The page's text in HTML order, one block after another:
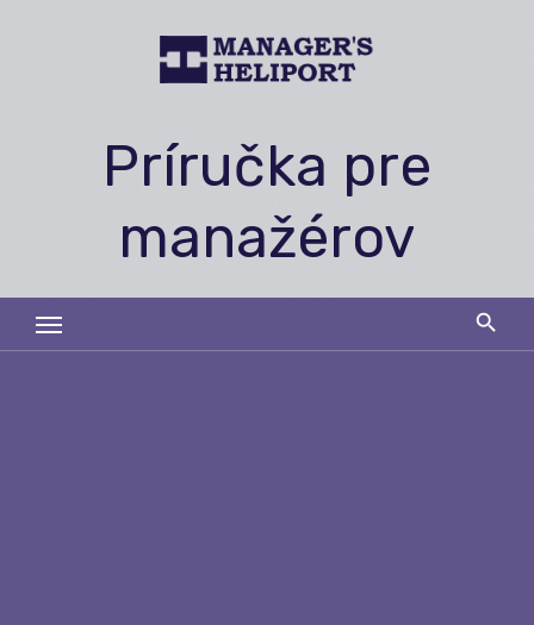
Príručka pre
manažérov